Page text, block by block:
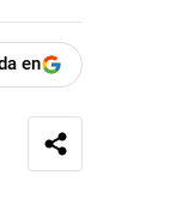
en